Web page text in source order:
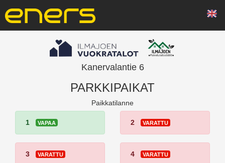
Kanervalantie 6
PARKKIPAIKAT
Paikkatilanne
1 VAPAA 2 VARATTU
3 VARATTU 4 VARATTU